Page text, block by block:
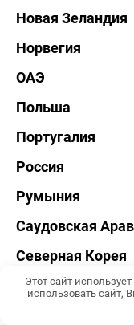
Новая Зеландия
Норвегия
ОАЭ
Польша
Португалия
Россия
Румыния
Саудовская
Северная Корея
Сербия
Этот сайт
использовать сайт,